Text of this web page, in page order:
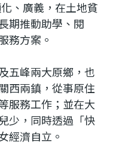
、廣義，在土地貧
期推動助學、閱
務方案。
五峰兩大原鄉，也
西兩鎮，從事原住
服務工作；並在大
少，同時透過「快
經濟自立。